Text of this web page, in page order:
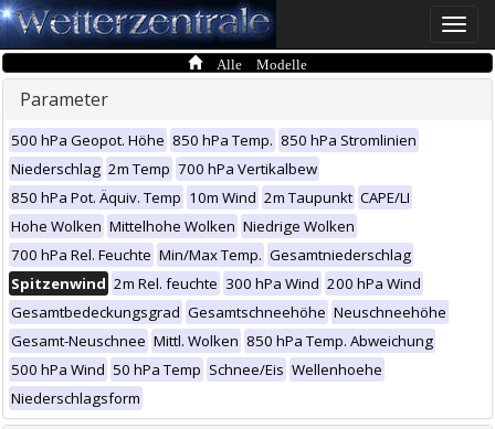
Toggle
Alle Modelle
Parameter
500 hPa Geopot. Höhe 850 hPa Temp. 850 hPa Stromlinien
Niederschlag 2m Temp 700 hPa Vertikalbew
850 hPa Pot. Äquiv. Temp 10m Wind 2m Taupunkt CAPE/LI
Hohe Wolken Mittelhohe Wolken Niedrige Wolken
700 hPa Rel. Feuchte Min/Max Temp. Gesamtniederschlag
Spitzenwind 2m Rel. feuchte 300 hPa Wind 200 hPa Wind
Gesamtbedeckungsgrad Gesamtschneehöhe Neuschneehöhe
Gesamt-Neuschnee Mittl. Wolken 850 hPa Temp. Abweichung
500 hPa Wind 50 hPa Temp Schnee/Eis Wellenhoehe
Niederschlagsform